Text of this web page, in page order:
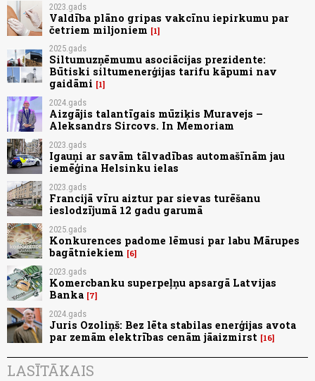
2023.gads
Valdība plāno gripas vakcīnu iepirkumu par
četriem miljoniem
1
2025.gads
Siltumuzņēmumu asociācijas prezidente:
Būtiski siltumenerģijas tarifu kāpumi nav
gaidāmi
1
2024.gads
Aizgājis talantīgais mūziķis Muravejs –
Aleksandrs Sircovs. In Memoriam
2023.gads
Igauņi ar savām tālvadības automašīnām jau
iemēģina Helsinku ielas
2023.gads
Francijā vīru aiztur par sievas turēšanu
ieslodzījumā 12 gadu garumā
2025.gads
Konkurences padome lēmusi par labu Mārupes
bagātniekiem
6
2023.gads
Komercbanku superpeļņu apsargā Latvijas
Banka 7
2024.gads
Juris Ozoliņš: Bez lēta stabilas enerģijas avota
par zemām elektrības cenām jāaizmirst
16
LASĪTĀKAIS